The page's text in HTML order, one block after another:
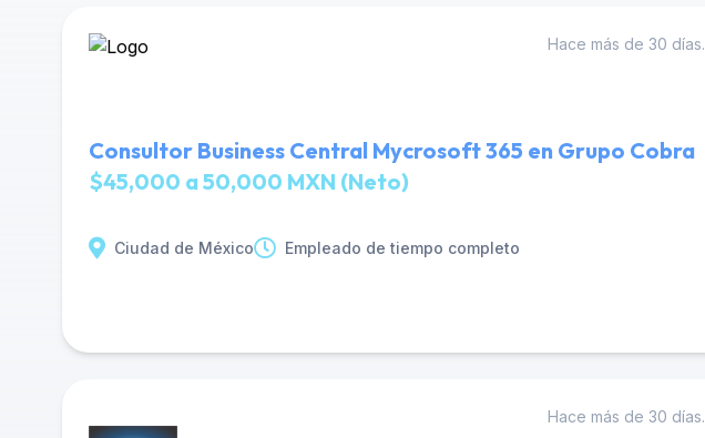
Hace más de 30 días.
Consultor Business Central Mycrosoft 365 en Grupo Cobra
$45,000 a 50,000 MXN (Neto)
Ciudad de México Empleado de tiempo completo
Hace más de 30 días.